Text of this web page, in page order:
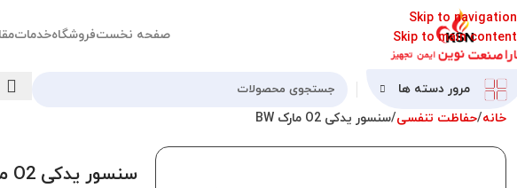
Skip to navigation
Skip to main content
صفحه نخستفروشگاهخدمات
مرور دسته ها
خانه حفاظت تنفسی سنسور یدکی O2 مارک BW
سنسور یدکی O2 مارک BW